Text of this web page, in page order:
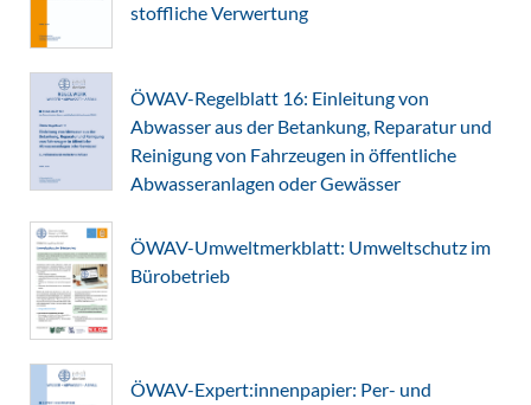
stoffliche Verwertung
ÖWAV-Regelblatt 16: Einleitung von
Abwasser aus der Betankung, Reparatur und
Reinigung von Fahrzeugen in öffentliche
Abwasseranlagen oder Gewässer
ÖWAV-Umweltmerkblatt: Umweltschutz im
Bürobetrieb
ÖWAV-Expert:innenpapier: Per- und